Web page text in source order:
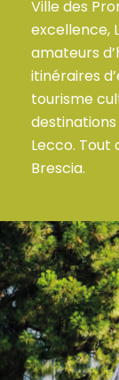
Ville des
excellence,
amateurs
itinéraires
tourisme
Lecco. Tout
Brescia.